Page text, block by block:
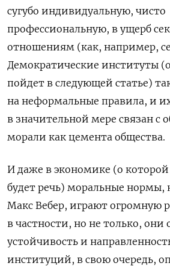
сугубо индивидуальную, чисто
профессиональную, в ущерб
отношениям (как, например,
Демократические институты
пойдет в следующей статье)
на неформальные правила, и
в значительной мере связан
морали как цемента общества.
И даже в экономике (о
будет речь) моральные нормы,
Макс Вебер, играют огромную
в частности, но не только, они
устойчивость и
институций, в свою очередь,